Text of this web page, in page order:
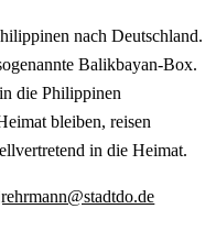
nach Deutschland.
Balikbayan-Box.
die Philippinen
bleiben, reisen
in die Heimat.